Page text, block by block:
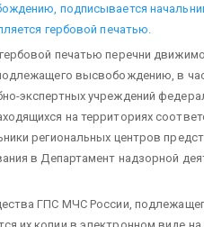
подписывается
гербовой печатью.
печатью перечни
высвобождению, в
экспертных учреждений
на территориях
региональных центров
в Департамент надзорной
ГПС МЧС России,
их копии в электронном виде на